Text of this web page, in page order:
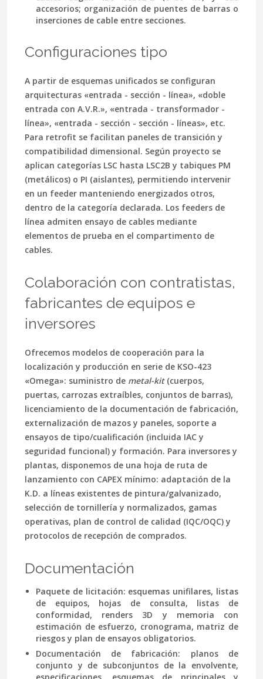
accesorios; organización de puentes de barras o
inserciones de cableentre secciones.
Configuraciones tipo
A partir de esquemas unificados se configuran
arquitecturas «entrada - sección - línea», «doble
entrada con A.V.R.», «entrada - transformador -
línea», «entrada - sección - sección - líneas», etc.
Para retrofit se facilitan paneles de transición y
compatibilidad dimensional. Según proyecto se
aplican categorías LSC hasta LSC2B y tabiques PM
(metálicos) o PI (aislantes), permitiendo intervenir
en un feeder manteniendo energizados otros,
dentro de la categoría declarada. Los feeders de
línea admiten ensayo de cables mediante
elementos de prueba en el compartimento de
cables.
Colaboración con contratistas,
fabricantes de equipos e
inversores
Ofrecemos modelos de cooperación para la
localización y producción en serie de KSO-423
«Omega»: suministro de metal-kit(cuerpos,
puertas, carrozas extraíbles, conjuntos de barras),
licenciamiento de la documentación de fabricación,
externalización de mazos y paneles, soporte a
ensayos de tipo/cualificación (incluida IAC y
seguridad funcional) y formación. Para inversores y
plantas, disponemos de una hoja de ruta de
lanzamiento con CAPEX mínimo: adaptación de la
K.D. a líneas existentes de pintura/galvanizado,
selección de tornillería y normalizados, gamas
operativas, plan de control de calidad (IQC/OQC) y
protocolos de recepción de comprados.
Documentación
Paquete de licitación: esquemas unifilares, listas
de equipos, hojas de consulta, listas de
conformidad, renders 3D y memoria con
estimación de esfuerzo, cronograma, matriz de
riesgos y plan de ensayos obligatorios.
Documentación de fabricación: planos de
conjunto y de subconjuntos de la envolvente,